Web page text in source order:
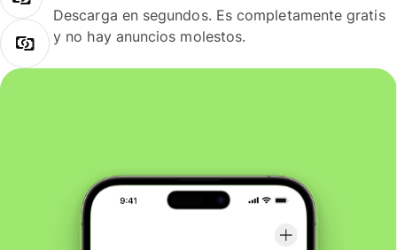
Descarga en segundos. Es completamente gratis
y no hay anuncios molestos.